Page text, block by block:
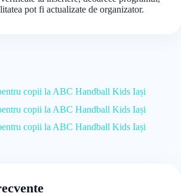
pot fi actualizate de organizator.